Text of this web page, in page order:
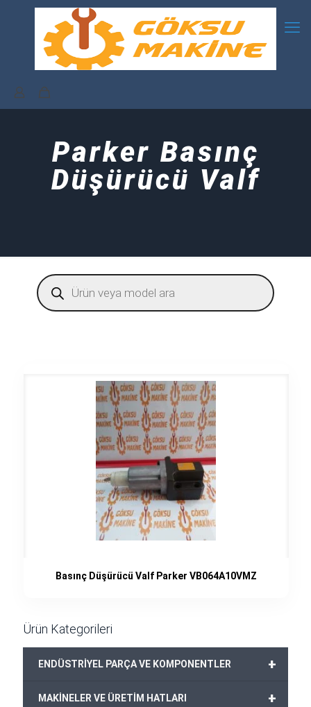
Parker Basınç
Düşürücü Valf
Products
search
Basınç Düşürücü Valf Parker VB064A10VMZ
Ürün Kategorileri
+
ENDÜSTRİYEL PARÇA VE KOMPONENTLER
+
MAKİNELER VE ÜRETİM HATLARI